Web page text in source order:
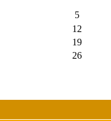
5
12
19
26